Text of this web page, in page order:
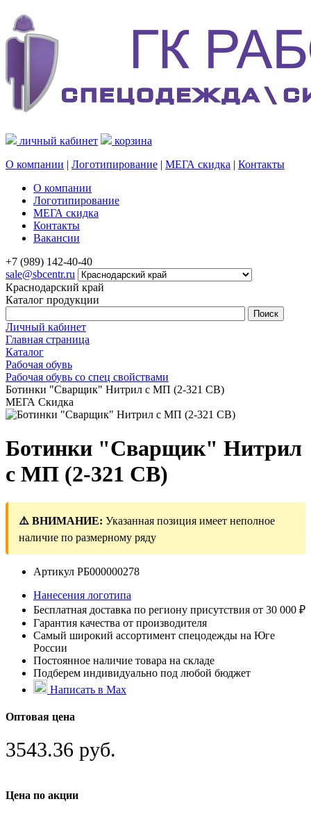
личный кабинет
корзина
О компании | Логотипирование | МЕГА скидка | Контакты
О компании
Логотипирование
МЕГА скидка
Контакты
Вакансии
+7 (989) 142-40-40
sale@sbcentr.ru
Краснодарский край
Каталог продукции
Личный кабинет
Главная страница
Каталог
Рабочая обувь
Рабочая обувь со спец свойствами
Ботинки "Сварщик" Нитрил с МП (2-321 СВ)
МЕГА Скидка
Ботинки "Сварщик" Нитрил
с МП (2-321 СВ)
⚠️ ВНИМАНИЕ: Указанная позиция имеет неполное
наличие по размерному ряду
Артикул РБ000000278
Нанесения логотипа
Бесплатная доставка по региону присутствия от 30 000 ₽
Гарантия качества от производителя
Самый широкий ассортимент спецодежды на Юге
России
Постоянное наличие товара на складе
Подберем индивидуально под любой бюджет
Написать в Max
Оптовая цена
3543.36 руб.
Цена по акции